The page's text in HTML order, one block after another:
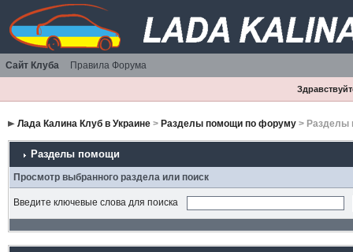
Сайт Клуба Правила Форума
Лада Калина Клуб в Украине> Разделы помощи по форуму> Разделы
Разделы помощи
Просмотр выбранного раздела или поиск
Введите ключевые слова для поиска